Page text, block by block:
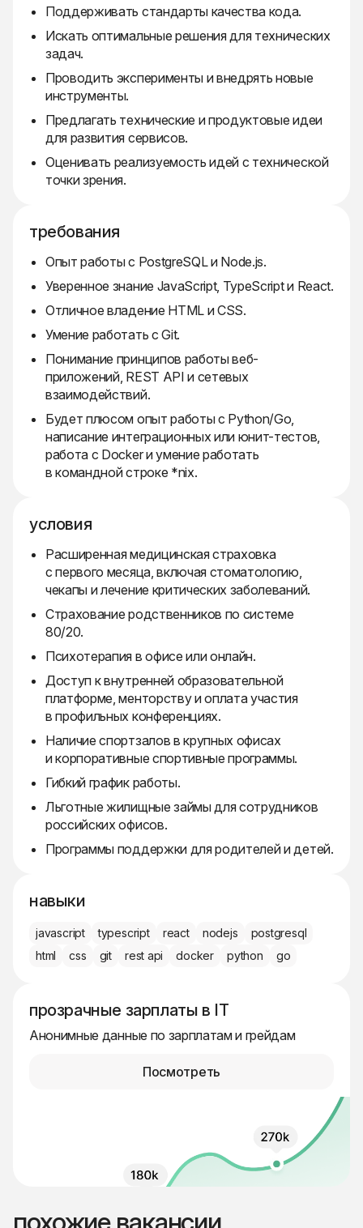
Поддерживать стандарты качества кода.
Искать оптимальные решения для технических
задач.
Проводить эксперименты и внедрять новые
инструменты.
Предлагать технические и продуктовые идеи
для развития сервисов.
Оценивать реализуемость идей с технической
точки зрения.
требования
Опыт работы с PostgreSQL и Node.js.
Уверенное знание JavaScript, TypeScript и React.
Отличное владение HTML и CSS.
Умение работать с Git.
Понимание принципов работы веб-
приложений, REST API и сетевых
взаимодействий.
Будет плюсом опыт работы с Python/Go,
написание интеграционных или юнит-тестов,
работа с Docker и умение работать
в командной строке *nix.
условия
Расширенная медицинская страховка
с первого месяца, включая стоматологию,
чекапы и лечение критических заболеваний.
Страхование родственников по системе
80/20.
Психотерапия в офисе или онлайн.
Доступ к внутренней образовательной
платформе, менторству и оплата участия
в профильных конференциях.
Наличие спортзалов в крупных офисах
и корпоративные спортивные программы.
Гибкий график работы.
Льготные жилищные займы для сотрудников
российских офисов.
Программы поддержки для родителей и детей.
навыки
javascript typescript react nodejs
postgresql
html
css git rest api docker python go
прозрачные зарплаты в IT
Анонимные данные по зарплатам и грейдам
Посмотреть